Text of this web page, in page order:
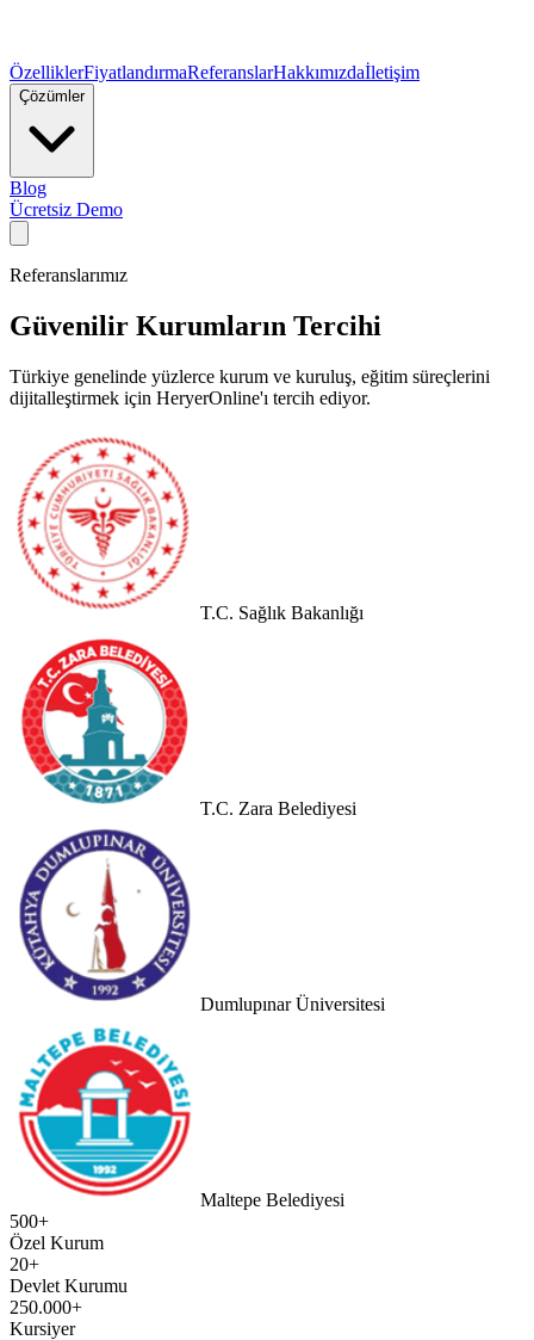
ÖzelliklerFiyatlandırmaReferanslarHakkımızdaİletişim
Çözümler
Blog
Ücretsiz Demo
Referanslarımız
Güvenilir Kurumların Tercihi
Türkiye genelinde yüzlerce kurum ve kuruluş, eğitim süreçlerini
dijitalleştirmek için HeryerOnline'ı tercih ediyor.
T.C. Sağlık Bakanlığı
T.C. Zara Belediyesi
Dumlupınar Üniversitesi
Maltepe Belediyesi
500+
Özel Kurum
20+
Devlet Kurumu
250.000+
Kursiyer